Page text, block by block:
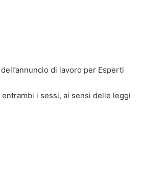
dell’annuncio di lavoro per Esperti
i sessi, ai sensi delle leggi